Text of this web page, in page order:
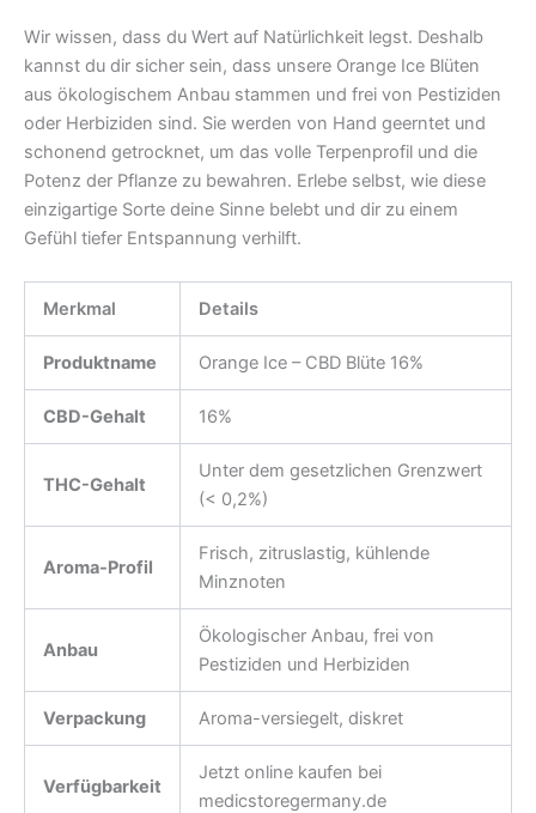
Wir wissen, dass du Wert auf Natürlichkeit legst. Deshalb
kannst du dir sicher sein, dass unsere Orange Ice Blüten
aus ökologischem Anbau stammen und frei von Pestiziden
oder Herbiziden sind. Sie werden von Hand geerntet und
schonend getrocknet, um das volle Terpenprofil und die
Potenz der Pflanze zu bewahren. Erlebe selbst, wie diese
einzigartige Sorte deine Sinne belebt und dir zu einem
Gefühl tiefer Entspannung verhilft.
Merkmal Details
Produktname Orange Ice – CBD Blüte 16%
CBD-Gehalt 16%
THC-Gehalt
Unter dem gesetzlichen Grenzwert
(< 0,2%)
Aroma-Profil
Frisch, zitruslastig, kühlende
Minznoten
Anbau
Ökologischer Anbau, frei von
Pestiziden und Herbiziden
Verpackung Aroma-versiegelt, diskret
Verfügbarkeit
Jetzt online kaufen bei
medicstoregermany.de